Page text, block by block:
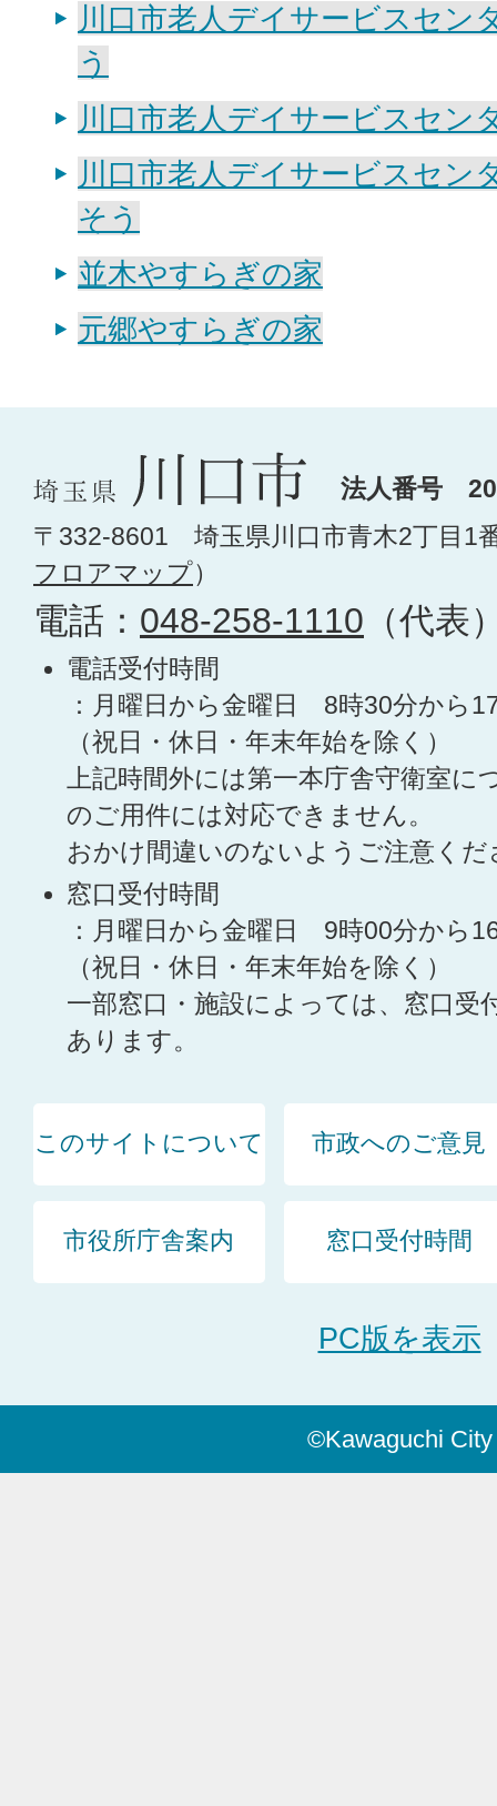
川口市老人デイサービスセン
う
川口市老人デイサービスセン
川口市老人デイサービスセン
そう
並木やすらぎの家
元郷やすらぎの家
法人番号
〒332-8601 埼玉県川口市青木2丁目1
フロアマップ）
電話： 048-258-1110 （代表
電話受付時間
：月曜日から金曜日 8時30分から
（祝日・休日・年末年始を除く）
上記時間外には第一本庁舎守衛室に
のご用件には対応できません。
おかけ間違いのないようご注意くだ
窓口受付時間
：月曜日から金曜日 9時00分から
（祝日・休日・年末年始を除く）
一部窓口・施設によっては、窓口受
あります。
このサイトについて 市政へのご意見
市役所庁舎案内 窓口受付時間
PC版を表示
©Kawaguchi City